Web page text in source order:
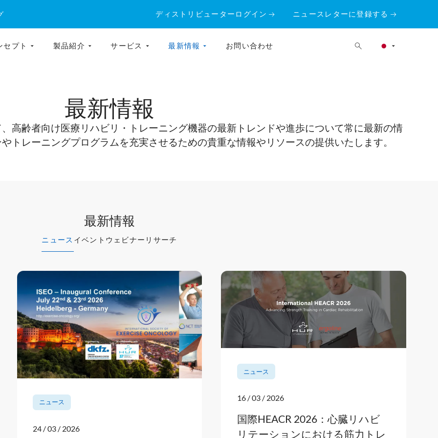
ディストリビューターログイン ニュースレターに登録する
セプト 製品紹介 サービス 最新情報 お問い合わせ
最新情報
高齢者向け医療リハビリ・トレーニング機器の最新トレンドや進歩について常に最新の情
トレーニングプログラムを充実させるための貴重な情報やリソースの提供いたします。
最新情報
ニュース イベント ウェビナー リサーチ
ニュース
24 / 03 / 2026
ニュース
16 / 03 / 2026
国際HEACR 2026：心臓リハビ
リテーションにおける筋力トレ